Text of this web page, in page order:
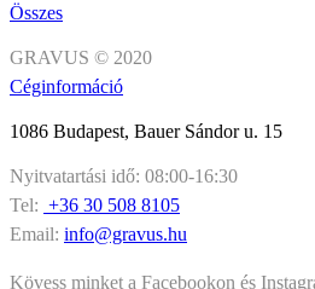
Összes
GRAVUS © 2020
Céginformáció
1086 Budapest, Bauer Sándor u. 15
Nyitvatartási idő: 08:00-16:30
Tel: +36 30 508 8105
Email: info@gravus.hu
Kövess minket a Facebookon és